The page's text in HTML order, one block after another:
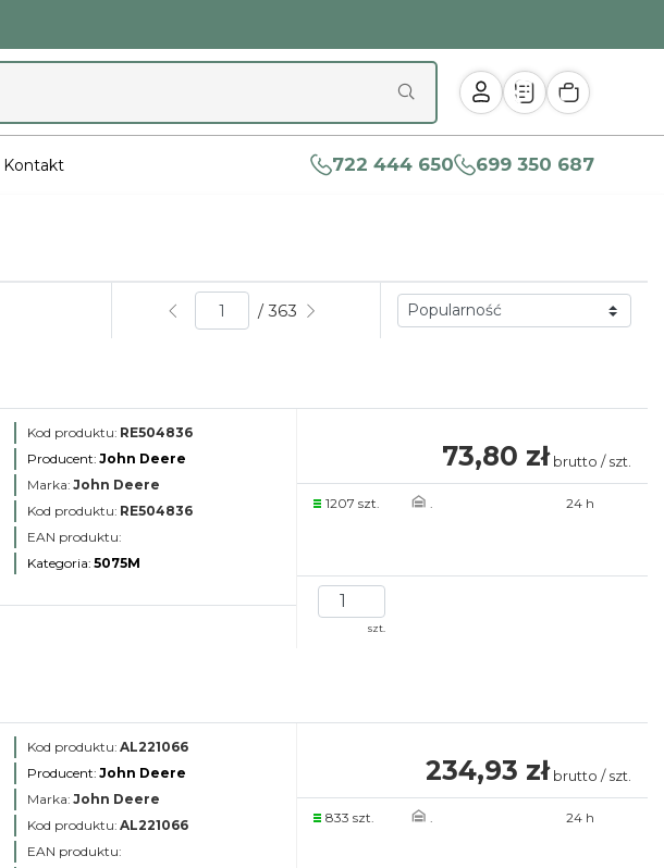
Kontakt 722 444 650 699 350 687
/ 363
Kod produktu: RE504836
Producent: John Deere
Marka: John Deere
Kod produktu: RE504836
EAN produktu:
Kategoria: 5075M
73,80 zł brutto / szt.
1207 szt. . 24 h
szt.
Kod produktu: AL221066
Producent: John Deere
Marka: John Deere
Kod produktu: AL221066
EAN produktu:
234,93 zł brutto / szt.
833 szt. . 24 h